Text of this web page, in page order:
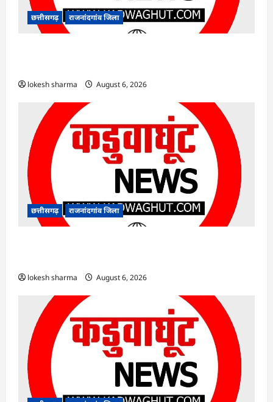
छत्तीसगढ़ राजनांदगांव जिला
lokesh sharma August 6, 2026
छत्तीसगढ़ राजनांदगांव जिला
lokesh sharma August 6, 2026